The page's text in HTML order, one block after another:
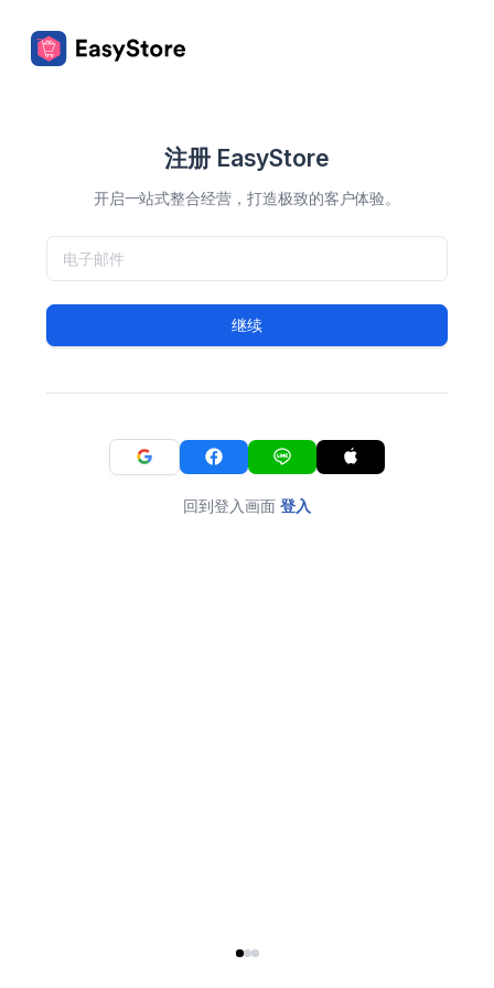
注册 EasyStore
开启一站式整合经营，打造极致的客户体验。
继续
回到登入画面 登入